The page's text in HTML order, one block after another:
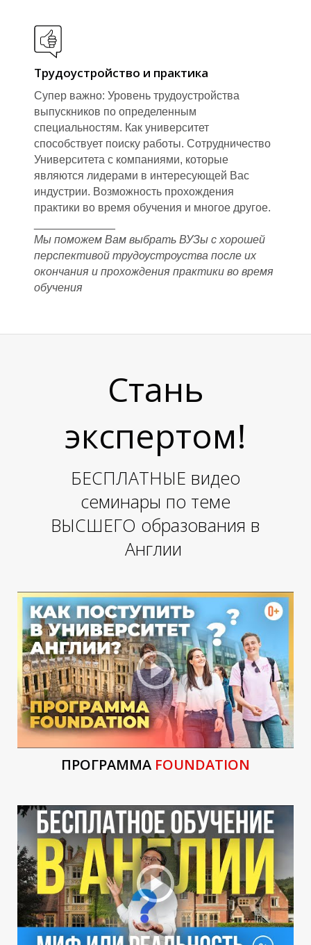
С
И
Т
Трудоустройство и практика
Супер важно: Уровень трудоустройства
выпускников по определенным
специальностям. Как университет
способствует поиску работы. Сотрудничество
Университета с компаниями, которые
являются лидерами в интересующей Вас
индустрии. Возможность прохождения
практики во время обучения и многое другое.
Мы поможем Вам выбрать ВУЗы с хорошей
перспективой трудоустроуства после их
окончания и прохождения практики во время
обучения
Стань
экспертом!
БЕСПЛАТНЫЕ видео
семинары по теме
ВЫСШЕГО образования в
Англии
ПРОГРАММА FOUNDATION